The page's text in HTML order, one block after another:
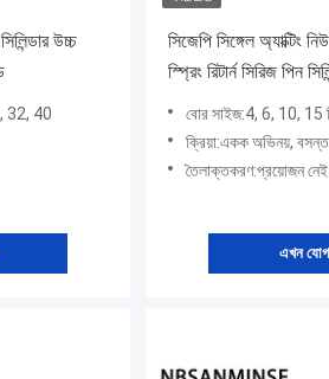
উচ্চ
32, 40
সিজেপি সিঙ্গেল অ্যাক্টিং
স্প্রিং রিটার্ন সিরিজ পিন
বোর সাইজ:4, 6, 10, 15
ক্রিয়া:একক অভিনয়, বসন্ত
তৈলাক্তকরণ:প্রয়োজন
এখন